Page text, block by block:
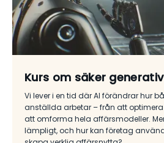
Kurs om säker
Vi lever i en tid där AI förändrar hur
anställda arbetar – från att
att omforma hela affärsmodeller.
lämpligt, och hur kan företag